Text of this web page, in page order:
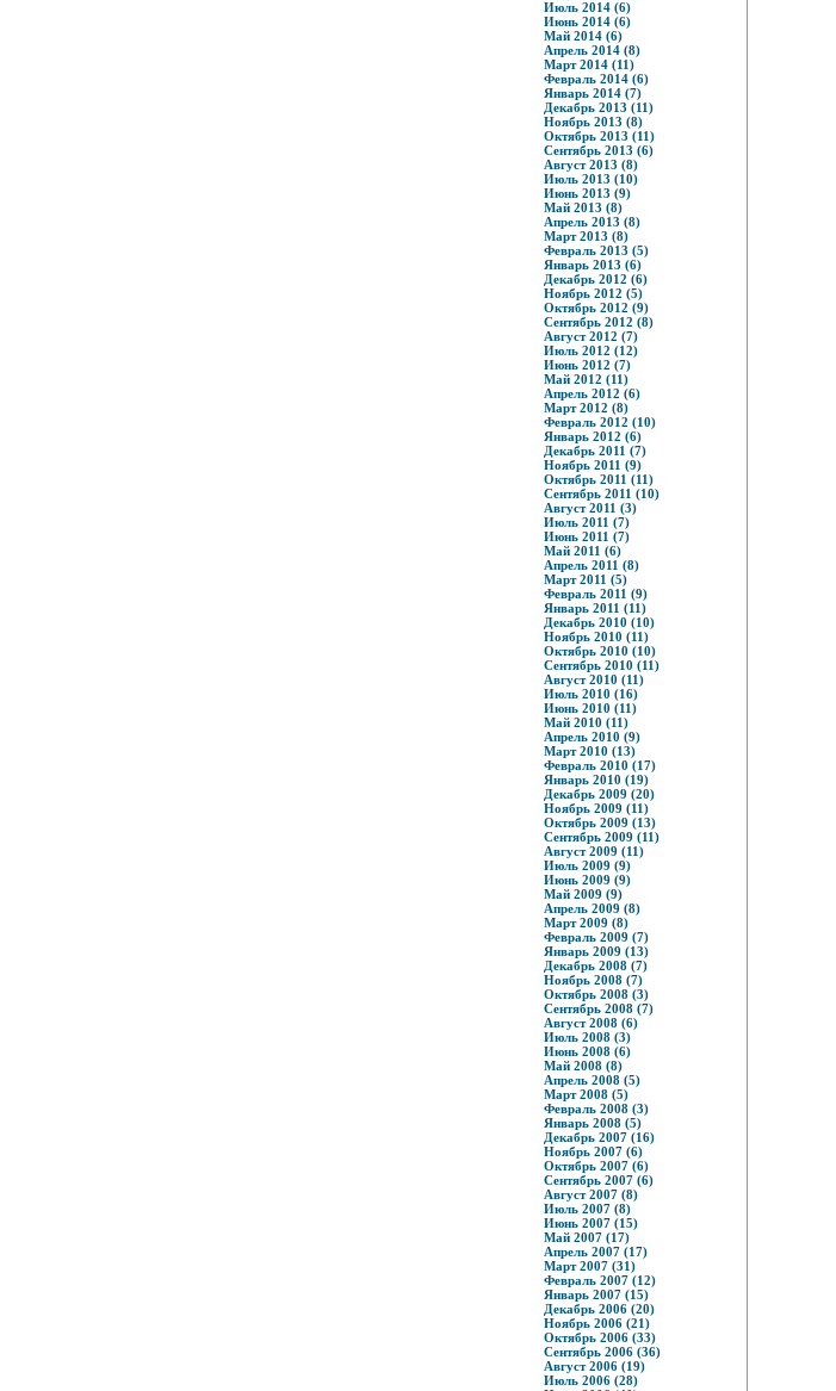
Июль 2014 (6)
Июнь 2014 (6)
Май 2014 (6)
Апрель 2014 (8)
Март 2014 (11)
Февраль 2014 (6)
Январь 2014 (7)
Декабрь 2013 (11)
Ноябрь 2013 (8)
Октябрь 2013 (11)
Сентябрь 2013 (6)
Август 2013 (8)
Июль 2013 (10)
Июнь 2013 (9)
Май 2013 (8)
Апрель 2013 (8)
Март 2013 (8)
Февраль 2013 (5)
Январь 2013 (6)
Декабрь 2012 (6)
Ноябрь 2012 (5)
Октябрь 2012 (9)
Сентябрь 2012 (8)
Август 2012 (7)
Июль 2012 (12)
Июнь 2012 (7)
Май 2012 (11)
Апрель 2012 (6)
Март 2012 (8)
Февраль 2012 (10)
Январь 2012 (6)
Декабрь 2011 (7)
Ноябрь 2011 (9)
Октябрь 2011 (11)
Сентябрь 2011 (10)
Август 2011 (3)
Июль 2011 (7)
Июнь 2011 (7)
Май 2011 (6)
Апрель 2011 (8)
Март 2011 (5)
Февраль 2011 (9)
Январь 2011 (11)
Декабрь 2010 (10)
Ноябрь 2010 (11)
Октябрь 2010 (10)
Сентябрь 2010 (11)
Август 2010 (11)
Июль 2010 (16)
Июнь 2010 (11)
Май 2010 (11)
Апрель 2010 (9)
Март 2010 (13)
Февраль 2010 (17)
Январь 2010 (19)
Декабрь 2009 (20)
Ноябрь 2009 (11)
Октябрь 2009 (13)
Сентябрь 2009 (11)
Август 2009 (11)
Июль 2009 (9)
Июнь 2009 (9)
Май 2009 (9)
Апрель 2009 (8)
Март 2009 (8)
Февраль 2009 (7)
Январь 2009 (13)
Декабрь 2008 (7)
Ноябрь 2008 (7)
Октябрь 2008 (3)
Сентябрь 2008 (7)
Август 2008 (6)
Июль 2008 (3)
Июнь 2008 (6)
Май 2008 (8)
Апрель 2008 (5)
Март 2008 (5)
Февраль 2008 (3)
Январь 2008 (5)
Декабрь 2007 (16)
Ноябрь 2007 (6)
Октябрь 2007 (6)
Сентябрь 2007 (6)
Август 2007 (8)
Июль 2007 (8)
Июнь 2007 (15)
Май 2007 (17)
Апрель 2007 (17)
Март 2007 (31)
Февраль 2007 (12)
Январь 2007 (15)
Декабрь 2006 (20)
Ноябрь 2006 (21)
Октябрь 2006 (33)
Сентябрь 2006 (36)
Август 2006 (19)
Июль 2006 (28)